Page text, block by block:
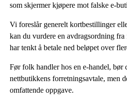
som skjermer kjøpere mot falske e-
Vi foreslår generelt kortbestillinger
kan du vurdere en avdragsordning
har tenkt å betale ned beløpet over
Før folk handler hos en e-handel, bør
nettbutikkens forretningsavtale, men
omfattende oppgave.